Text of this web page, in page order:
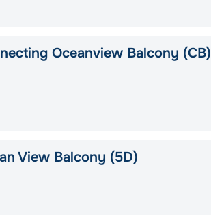
Oceanview Balcony (CB)
View Balcony (5D)